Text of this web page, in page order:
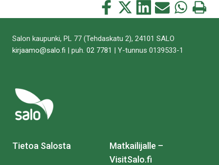
Jaa
tämä
Jaa
tämä
Jaa
tämä
Jaa
tämä
Jaa
tämä
Tulosta
tämä
Salon kaupunki, PL 77 (Tehdaskatu 2), 24101 SALO
kirjaamo@salo.fi | puh. 02 7781 | Y-tunnus 0139533-1
Tietoa Salosta
Matkailijalle –
VisitSalo.fi